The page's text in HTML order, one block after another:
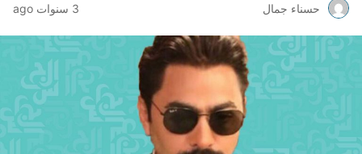
حسناء جمال 3 سنوات ago